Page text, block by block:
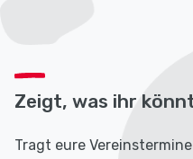
Zeigt, was ihr
Tragt eure